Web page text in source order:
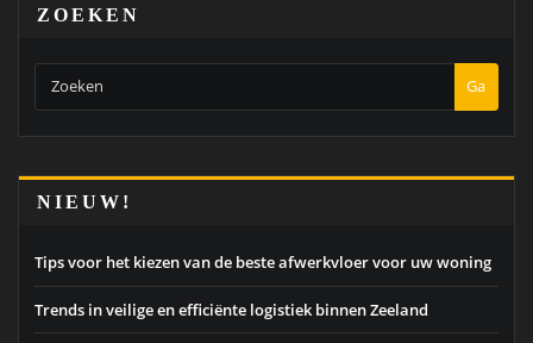
ZOEKEN
Ga
NIEUW!
Tips voor het kiezen van de beste afwerkvloer voor uw woning
Trends in veilige en efficiënte logistiek binnen Zeeland